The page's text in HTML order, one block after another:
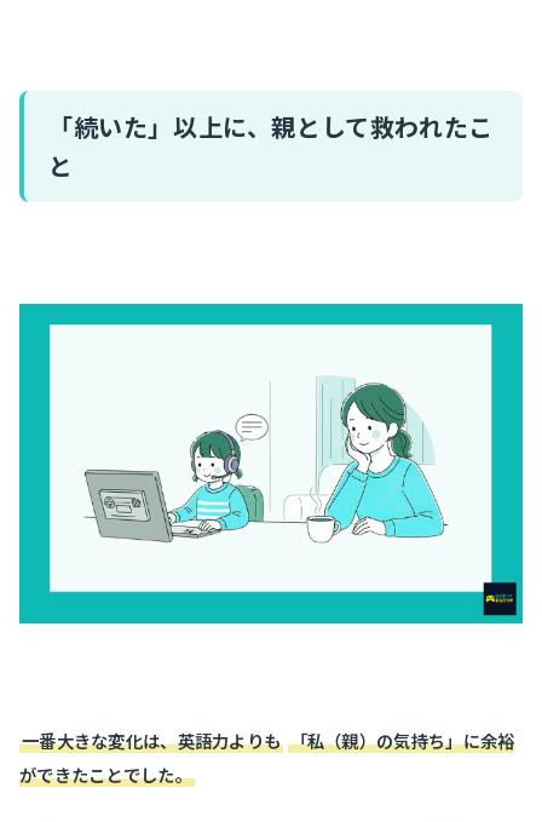
「続いた」以上に、親として救われたこ
と
一番大きな変化は、英語力よりも 「私（親）の気持ち」に余裕
ができたことでした。